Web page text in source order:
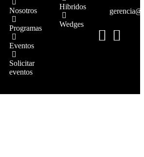
Nosotros
Programas
Eventos
Solicitar
eventos
Hibridos
Wedges